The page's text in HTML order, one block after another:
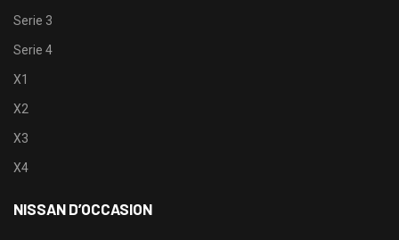
Serie 3
Serie 4
X1
X2
X3
X4
NISSAN D’OCCASION